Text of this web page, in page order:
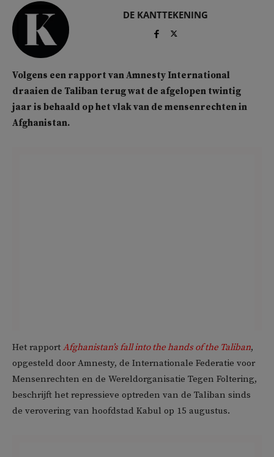
DE KANTTEKENING
Volgens een rapport van Amnesty International
draaien de Taliban terug wat de afgelopen twintig
jaar is behaald op het vlak van de mensenrechten in
Afghanistan.
Het rapport Afghanistan’s fall into the hands of the Taliban,
opgesteld door Amnesty, de Internationale Federatie voor
Mensenrechten en de Wereldorganisatie Tegen Foltering,
beschrijft het repressieve optreden van de Taliban sinds
de verovering van hoofdstad Kabul op 15 augustus.